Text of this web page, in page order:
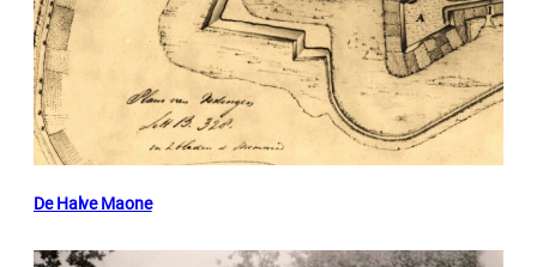
De Halve Maone